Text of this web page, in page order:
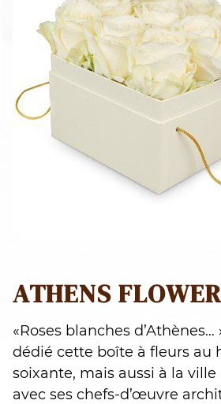
ATHENS
«Roses blanches d’Athènes…
dédié cette boîte à fleurs au
soixante, mais aussi à la
avec ses chefs-d’œuvre